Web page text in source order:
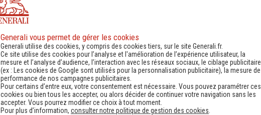
Découvrir
Generali vous permet de gérer les cookies
Generali utilise des cookies, y compris des cookies tiers, sur le site Generali.fr.
Ce site utilise des cookies pour l’analyse et l'amélioration de l’expérience utilisateur, la
mesure et l’analyse d’audience, l’interaction avec les réseaux sociaux, le ciblage publicitaire
(ex :
Les cookies de Google sont utilisés pour la personnalisation publicitaire), la mesure de
performance de nos campagnes publicitaires.
Pour certains d’entre eux, votre consentement est nécessaire. Vous pouvez paramétrer ces
cookies ou bien tous les accepter, ou alors décider de continuer votre navigation sans les
accepter. Vous pourrez modifier ce choix à tout moment.
Pour plus d’information, consulter notre politique de gestion des cookies